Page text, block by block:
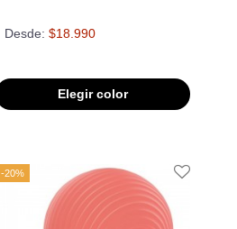
Desde: $18.990
Elegir color
-20%